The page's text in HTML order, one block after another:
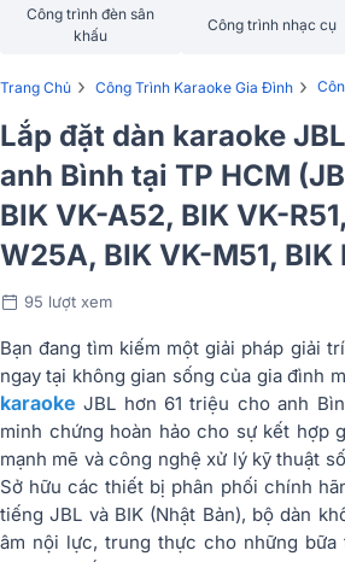
Công trình đèn sân
khấu
Công trình nhạc cụ
Trang Chủ › Công Trình Karaoke Gia Đình ›
Lắp đặt dàn karaoke
anh Bình tại TP HCM
BIK VK-A52, BIK VK-
W25A, BIK VK-M51, BIK
95 lượt xem
Bạn đang tìm kiếm một giải pháp giải
ngay tại không gian sống của gia đình
karaoke JBL hơn 61 triệu cho anh
minh chứng hoàn hảo cho sự kết hợp
mạnh mẽ và công nghệ xử lý kỹ thuật
Sở hữu các thiết bị phân phối chính
tiếng JBL và BIK (Nhật Bản), bộ dàn
âm nội lực, trung thực cho những bữa